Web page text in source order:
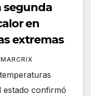
segunda
en
extremas
estado confirmó